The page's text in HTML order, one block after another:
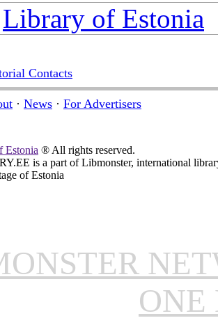
Library of Estonia
Contacts
· News · For Advertisers
Estonia ® All rights reserved.
is a part of Libmonster, international
of Estonia
ONE